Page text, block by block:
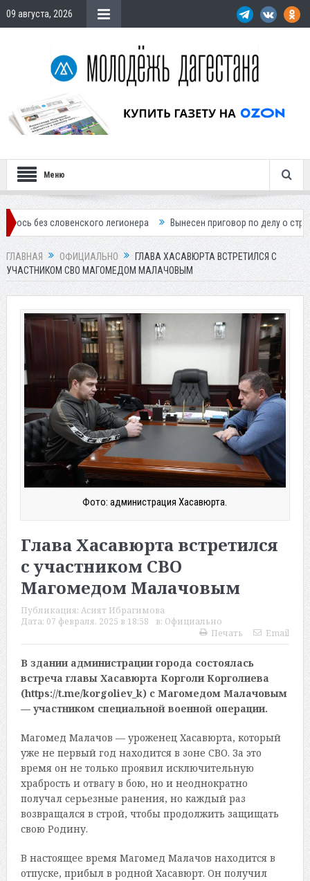
09 августа, 2026
Меню
легионера Вынесен приговор по делу о строительстве
ГЛАВНАЯ ОФИЦИАЛЬНО
ГЛАВА ХАСАВЮРТА ВСТРЕТИЛСЯ С
УЧАСТНИКОМ СВО МАГОМЕДОМ МАЛАЧОВЫМ
Фото: администрация Хасавюрта.
Глава Хасавюрта встретился
с участником СВО
Магомедом Малачовым
Публикация: Асият Ибрагимова
Дата: 07 февраля, 2025 в 18:58 в: Официально
Печать
Email
В здании администрации города состоялась
встреча главы Хасавюрта Корголи Корголиева
(https://t.me/korgoliev_k) с Магомедом Малачовым
— участником специальной военной операции.
Магомед Малачов — уроженец Хасавюрта, который
уже не первый год находится в зоне СВО. За это
время он не только проявил исключительную
храбрость и отвагу в бою, но и неоднократно
получал серьезные ранения, но каждый раз
возвращался в строй, чтобы продолжить защищать
свою Родину.
В настоящее время Магомед Малачов находится в
отпуске, прибыл в родной Хасавюрт. Он получил